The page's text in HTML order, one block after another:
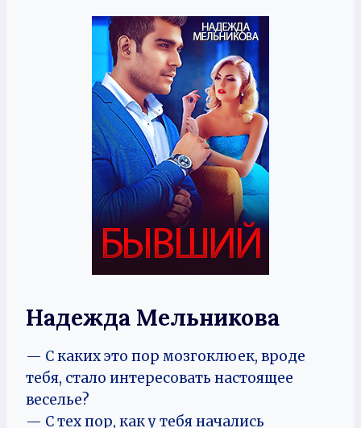
Надежда Мельникова
— С каких это пор мозгоклюек, вроде
тебя, стало интересовать настоящее
веселье?
— С тех пор, как у тебя начались